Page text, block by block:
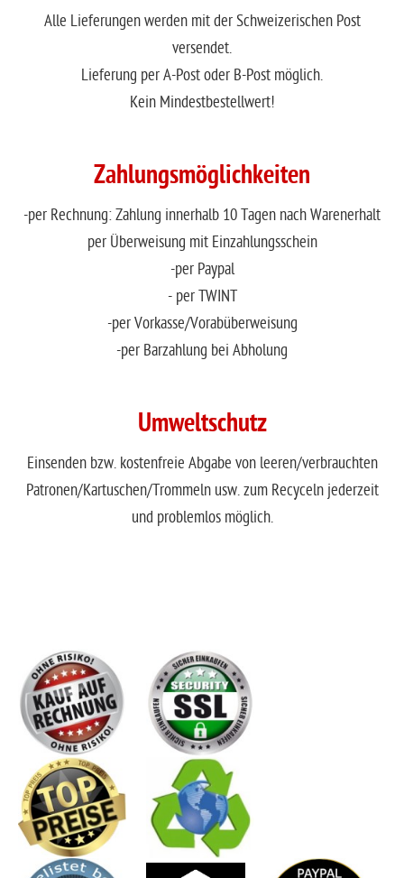
Alle Lieferungen werden mit der Schweizerischen Post
versendet.
Lieferung per A-Post oder B-Post möglich.
Kein Mindestbestellwert!
Zahlungsmöglichkeiten
-per Rechnung: Zahlung innerhalb 10 Tagen nach Warenerhalt
per Überweisung mit Einzahlungsschein
-per Paypal
- per TWINT
-per Vorkasse/Vorabüberweisung
-per Barzahlung bei Abholung
Umweltschutz
Einsenden bzw. kostenfreie Abgabe von leeren/verbrauchten
Patronen/Kartuschen/Trommeln usw. zum Recyceln jederzeit
und problemlos möglich.